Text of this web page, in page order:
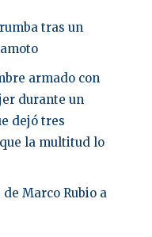
tras un
armado con
durante un
dejó tres
la multitud lo
Marco Rubio a